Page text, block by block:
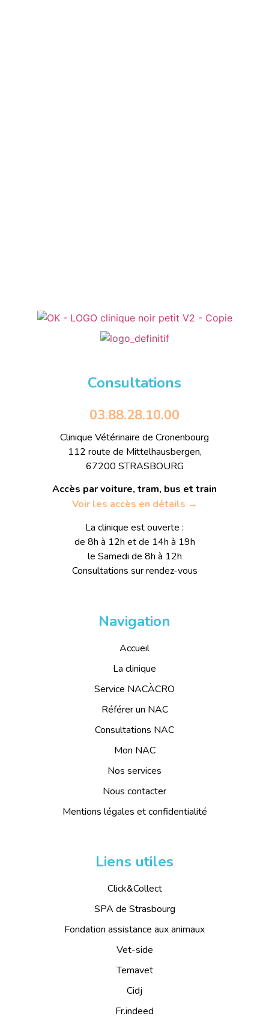
Consultations
03.88.28.10.00
Clinique Vétérinaire de Cronenbourg
112 route de Mittelhausbergen,
67200 STRASBOURG
Accès par voiture, tram, bus et train
Voir les accès en détails →
La clinique est ouverte :
de 8h à 12h et de 14h à 19h
le Samedi de 8h à 12h
Consultations sur rendez-vous
Navigation
Accueil
La clinique
Service NACÀCRO
Référer un NAC
Consultations NAC
Mon NAC
Nos services
Nous contacter
Mentions légales et confidentialité
Liens utiles
Click&Collect
SPA de Strasbourg
Fondation assistance aux animaux
Vet-side
Temavet
Cidj
Fr.indeed